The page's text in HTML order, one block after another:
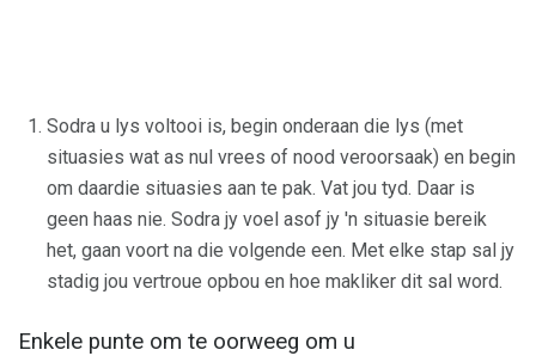
Sodra u lys voltooi is, begin onderaan die lys (met
situasies wat as nul vrees of nood veroorsaak) en begin
om daardie situasies aan te pak. Vat jou tyd. Daar is
geen haas nie. Sodra jy voel asof jy 'n situasie bereik
het, gaan voort na die volgende een. Met elke stap sal jy
stadig jou vertroue opbou en hoe makliker dit sal word.
Enkele punte om te oorweeg om u